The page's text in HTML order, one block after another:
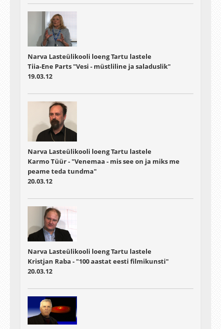
Narva Lasteülikooli loeng Tartu lastele
Tiia-Ene Parts "Vesi - müstliline ja saladuslik"
19.03.12
Narva Lasteülikooli loeng Tartu lastele
Karmo Tüür - "Venemaa - mis see on ja miks me
peame teda tundma"
20.03.12
Narva Lasteülikooli loeng Tartu lastele
Kristjan Raba - "100 aastat eesti filmikunsti"
20.03.12